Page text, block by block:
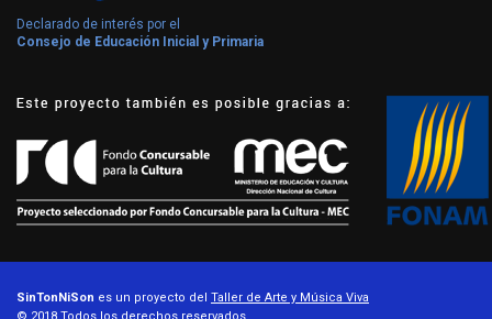
Declarado de interés por el
Consejo de Educación Inicial y Primaria
SinTonNiSon es un proyecto del Taller de Arte y Música Viva